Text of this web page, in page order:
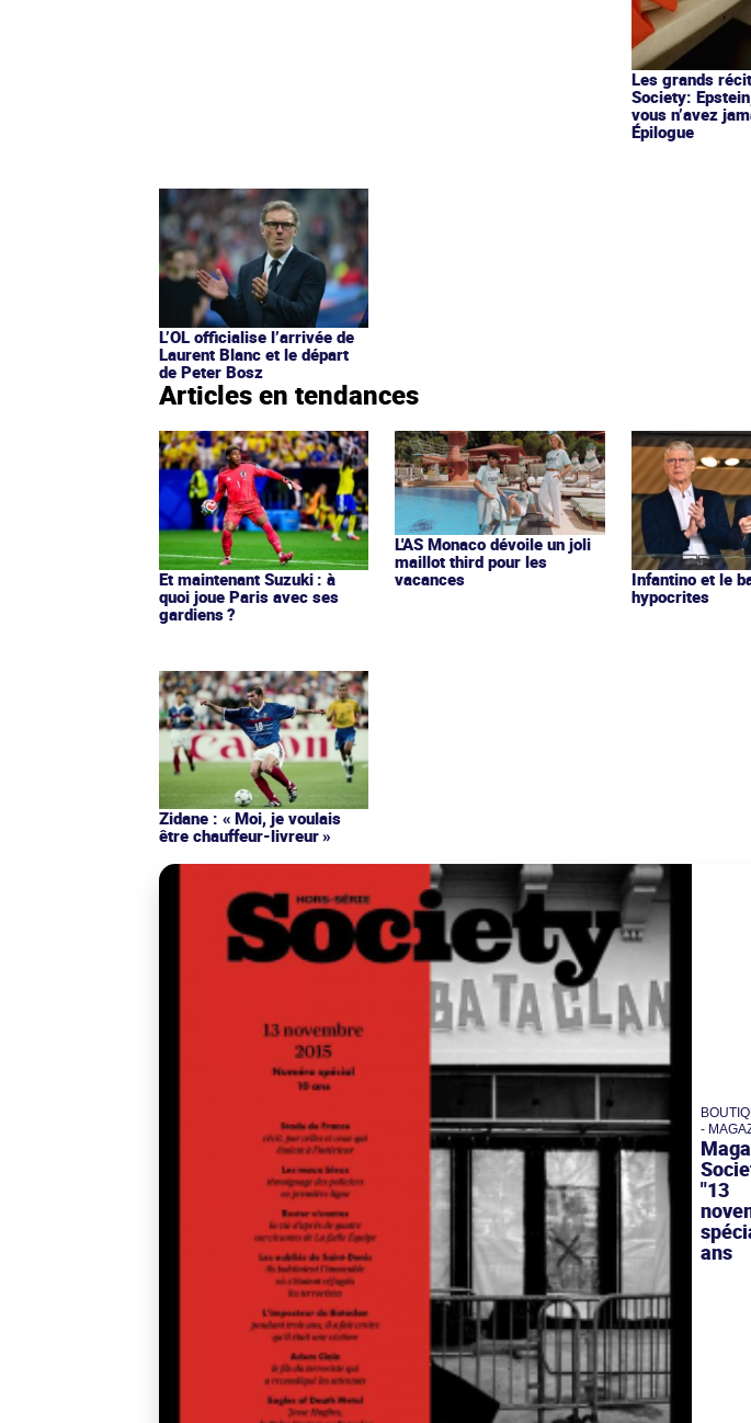
Les grands
Society:
vous n’avez
Épilogue
L’OL officialise l’arrivée de
Laurent Blanc et le départ
de Peter Bosz
Articles en tendances
Et maintenant Suzuki : à
quoi joue Paris avec ses
gardiens ?
L'AS Monaco dévoile un joli
maillot third pour les
vacances
Infantino et le
hypocrites
Zidane : « Moi, je voulais
être chauffeur-livreur »
-
"13
ans